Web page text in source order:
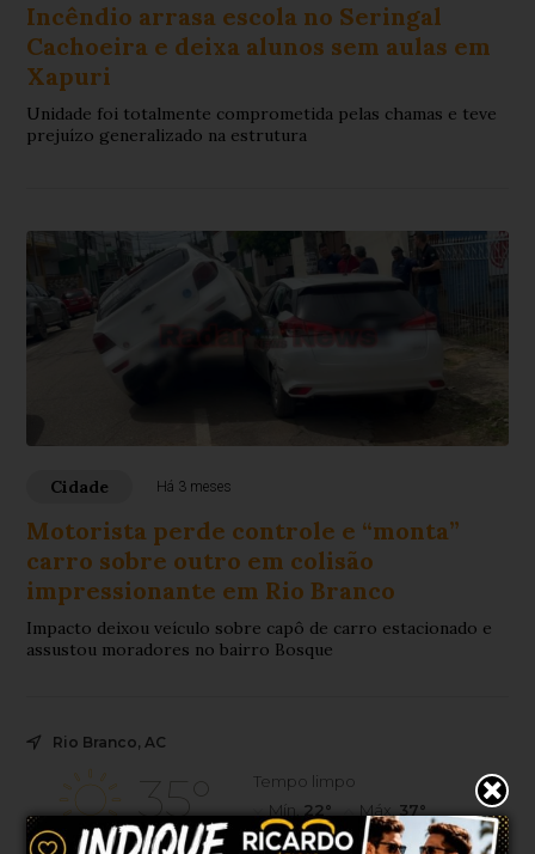
Incêndio arrasa escola no Seringal
Cachoeira e deixa alunos sem aulas em
Xapuri
Unidade foi totalmente comprometida pelas chamas e teve
prejuízo generalizado na estrutura
Cidade Há 3 meses
Motorista perde controle e “monta”
carro sobre outro em colisão
impressionante em Rio Branco
Impacto deixou veículo sobre capô de carro estacionado e
assustou moradores no bairro Bosque
Rio Branco, AC
35°
Tempo limpo
Mín. 22° Máx. 37°